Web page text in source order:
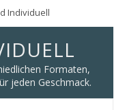
Individuell
Formaten,
jeden Geschmack.